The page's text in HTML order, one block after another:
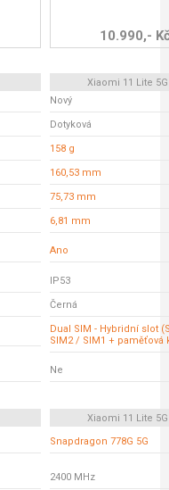
10.990,-
Xiaomi 11 Lite 5G
Nový
Dotyková
158 g
160,53 mm
75,73 mm
6,81 mm
Ano
IP53
Černá
Dual SIM - Hybridní slot
SIM2 / SIM1 + paměťová
Ne
Xiaomi 11 Lite 5G
Snapdragon 778G 5G
2400 MHz